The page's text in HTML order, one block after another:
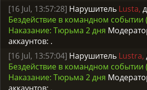
[16 Jul, 13:57:28] Нарушитель Lusta,
Бездействие в командном событии
Наказание: Тюрьма 2 дня
аккаунтов: .
[16 Jul, 13:57:04] Нарушитель Lustra,
Бездействие в командном событии
Наказание: Тюрьма 2 дня